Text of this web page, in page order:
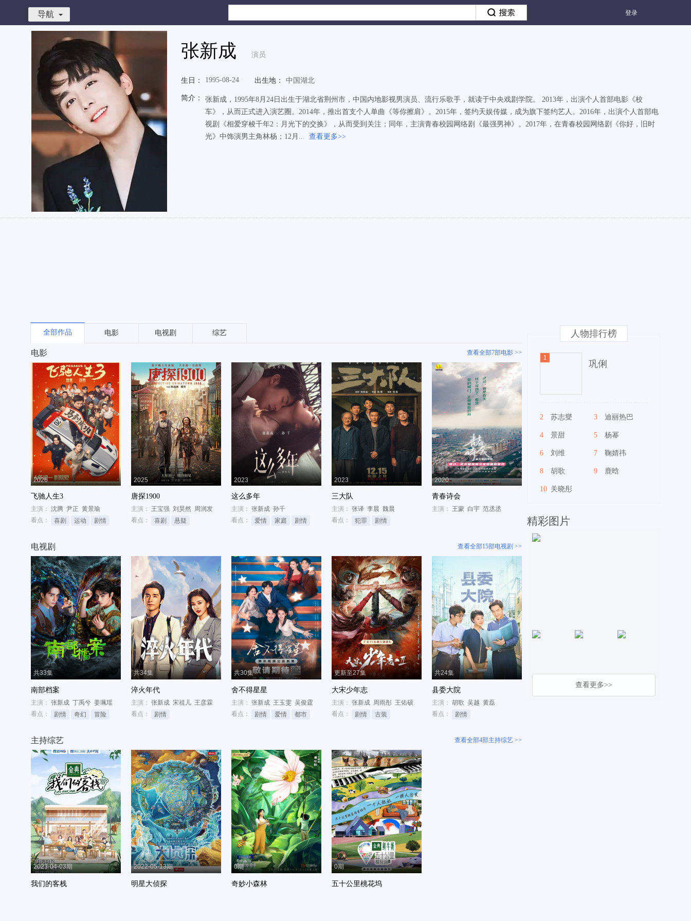
登录
导航
张新成 演员
生日： 1995-08-24 出生地： 中国湖北
简介：
张新成，1995年8月24日出生于湖北省荆州市，中国内地影视男演员、流行乐歌手，就读于中央戏剧学院。 2013年，出演个人首部电影《校
车》，从而正式进入演艺圈。2014年，推出首支个人单曲《等你擦肩》。2015年，签约天娱传媒，成为旗下签约艺人。2016年，出演个人首部电
视剧《相爱穿梭千年2：月光下的交换》，从而受到关注；同年，主演青春校园网络剧《最强男神》。2017年，在青春校园网络剧《你好，旧时
光》中饰演男主角林杨；12月..
查看更多>>
全部作品 电影 电视剧 综艺
电影 查看全部7部电影 >>
2026
飞驰人生3
主演： 沈腾 尹正 黄景瑜
看点：
喜剧 运动 剧情
2025
唐探1900
主演： 王宝强 刘昊然 周润发
看点：
喜剧 悬疑
2023
这么多年
主演： 张新成 孙千
看点：
爱情 家庭 剧情
2023
三大队
主演： 张译 李晨 魏晨
看点：
犯罪 剧情
2020
青春诗会
主演： 王蒙 白宇 范丞丞
电视剧 查看全部15部电视剧 >>
共33集
南部档案
主演： 张新成 丁禹兮 姜珮瑶
看点：
剧情 奇幻 冒险
共34集
淬火年代
主演： 张新成 宋祖儿 王彦霖
看点：
剧情
共30集
舍不得星星
主演： 张新成 王玉雯 吴俊霆
看点：
剧情 爱情 都市
更新至27集
大宋少年志
主演： 张新成 周雨彤 王佑硕
看点：
剧情 古装
共24集
县委大院
主演： 胡歌 吴越 黄磊
看点：
剧情
主持综艺 查看全部4部主持综艺 >>
2023-04-03期
我们的客栈
2022-05-13期
明星大侦探
0期
奇妙小森林
0期
五十公里桃花坞
人物排行榜
巩俐
2 苏志燮 3 迪丽热巴
4 景甜 5 杨幂
6 刘维 7 鞠婧祎
8 胡歌 9 鹿晗
10 关晓彤
精彩图片
查看更多>>